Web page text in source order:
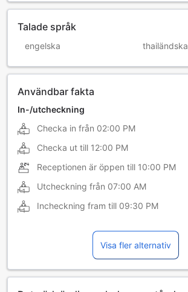
Talade språk
engelska thailändska
Användbar fakta
In-/utcheckning
Checka in från 02:00 PM
Checka ut till 12:00 PM
Receptionen är öppen till 10:00 PM
Utcheckning från 07:00 AM
Incheckning fram till 09:30 PM
Visa fler alternativ